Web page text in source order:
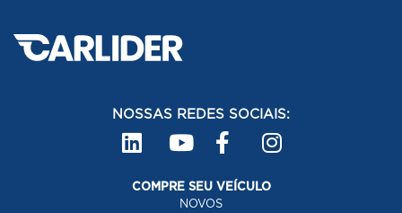
NOSSAS REDES SOCIAIS:
COMPRE SEU VEÍCULO
NOVOS